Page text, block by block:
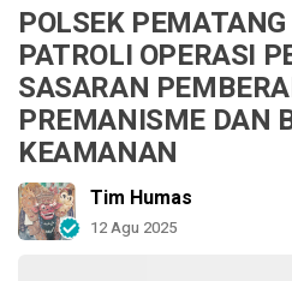
POLSEK
PATROLI OPERASI
SASARAN
PREMANISME DAN
KEAMANAN
Tim Humas
12 Agu 2025